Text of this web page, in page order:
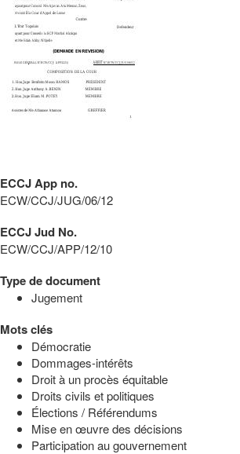
ECCJ App no.
ECW/CCJ/JUG/06/12
ECCJ Jud No.
ECW/CCJ/APP/12/10
Type de document
Jugement
Mots clés
Démocratie
Dommages-intérêts
Droit à un procès équitable
Droits civils et politiques
Élections / Référendums
Mise en œuvre des décisions
Participation au gouvernement